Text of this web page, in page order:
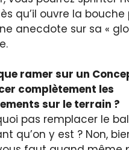
qu’il ouvre la bouche
anecdote sur sa «
ramer sur un
complètement les
sur le terrain ?
pas remplacer le
qu’on y est ? Non,